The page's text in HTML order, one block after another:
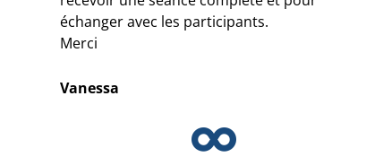
échanger avec les participants.
Merci
Vanessa